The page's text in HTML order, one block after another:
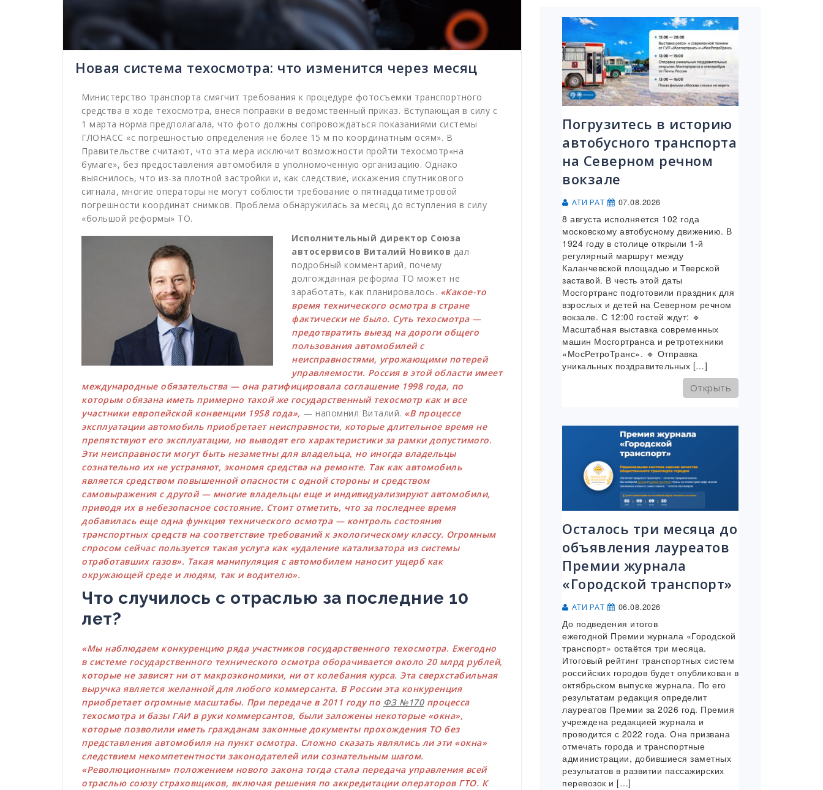
Новая система техосмотра: что изменится через месяц
Министерство транспорта смягчит требования к процедуре фотосъемки транспортного
средства в ходе техосмотра, внеся поправки в ведомственный приказ. Вступающая в силу с
1 марта норма предполагала, что фото должны сопровождаться показаниями системы
ГЛОНАСС «с погрешностью определения не более 15 м по координатным осям». В
Правительстве считают, что эта мера исключит возможности пройти техосмотр«на
бумаге», без предоставления автомобиля в уполномоченную организацию. Однако
выяснилось, что из-за плотной застройки и, как следствие, искажения спутникового
сигнала, многие операторы не могут соблюсти требование о пятнадцатиметровой
погрешности координат снимков. Проблема обнаружилась за месяц до вступления в силу
«большой реформы» ТО.
Исполнительный директор Союза
автосервисов Виталий Новиков дал
подробный комментарий, почему
долгожданная реформа ТО может не
заработать, как планировалось. «Какое-то
время технического осмотра в стране
фактически не было. Суть техосмотра —
предотвратить выезд на дороги общего
пользования автомобилей с
неисправностями, угрожающими потерей
управляемости. Россия в этой области имеет
международные обязательства — она ратифицировала соглашение 1998 года, по
которым обязана иметь примерно такой же государственный техосмотр как и все
участники европейской конвенции 1958 года», — напомнил Виталий. «В процессе
эксплуатации автомобиль приобретает неисправности, которые длительное время не
препятствуют его эксплуатации, но выводят его характеристики за рамки допустимого.
Эти неисправности могут быть незаметны для владельца, но иногда владельцы
сознательно их не устраняют, экономя средства на ремонте. Так как автомобиль
является средством повышенной опасности с одной стороны и средством
самовыражения с другой — многие владельцы еще и индивидуализируют автомобили,
приводя их в небезопасное состояние. Стоит отметить, что за последнее время
добавилась еще одна функция технического осмотра — контроль состояния
транспортных средств на соответствие требований к экологическому классу. Огромным
спросом сейчас пользуется такая услуга как «удаление катализатора из системы
отработавших газов». Такая манипуляция с автомобилем наносит ущерб как
окружающей среде и людям, так и водителю».
Что случилось с отраслью за последние 10
лет?
«Мы наблюдаем конкуренцию ряда участников государственного техосмотра. Ежегодно
в системе государственного технического осмотра оборачивается около 20 млрд рублей,
которые не зависят ни от макроэкономики, ни от колебания курса. Эта сверхстабильная
выручка является желанной для любого коммерсанта. В России эта конкуренция
приобретает огромные масштабы. При передаче в 2011 году по ФЗ №170процесса
техосмотра и базы ГАИ в руки коммерсантов, были заложены некоторые «окна»,
которые позволили иметь гражданам законные документы прохождения ТО без
представления автомобиля на пункт осмотра. Сложно сказать являлись ли эти «окна»
следствием некомпетентности законодателей или сознательным шагом.
«Революционным» положением нового закона тогда стала передача управления всей
отраслью союзу страховщиков, включая решения по аккредитации операторов ГТО. К
Погрузитесь в историю
автобусного транспорта
на Северном речном
вокзале
АТИ РАТ 07.08.2026
8 августа исполняется 102 года
московскому автобусному движению. В
1924 году в столице открыли 1-й
регулярный маршрут между
Каланчевской площадью и Тверской
заставой. В честь этой даты
Мосгортранс подготовили праздник для
взрослых и детей на Северном речном
вокзале. С 12:00 гостей ждут: 🔹
Масштабная выставка современных
машин Мосгортранса и ретротехники
«МосРетроТранс». 🔹 Отправка
уникальных поздравительных […]
Открыть
Осталось три месяца до
объявления лауреатов
Премии журнала
«Городской транспорт»
АТИ РАТ 06.08.2026
До подведения итогов
ежегодной Премии журнала «Городской
транспорт» остаётся три месяца.
Итоговый рейтинг транспортных систем
российских городов будет опубликован в
октябрьском выпуске журнала. По его
результатам редакция определит
лауреатов Премии за 2026 год. Премия
учреждена редакцией журнала и
проводится с 2022 года. Она призвана
отмечать города и транспортные
администрации, добившиеся заметных
результатов в развитии пассажирских
перевозок и […]